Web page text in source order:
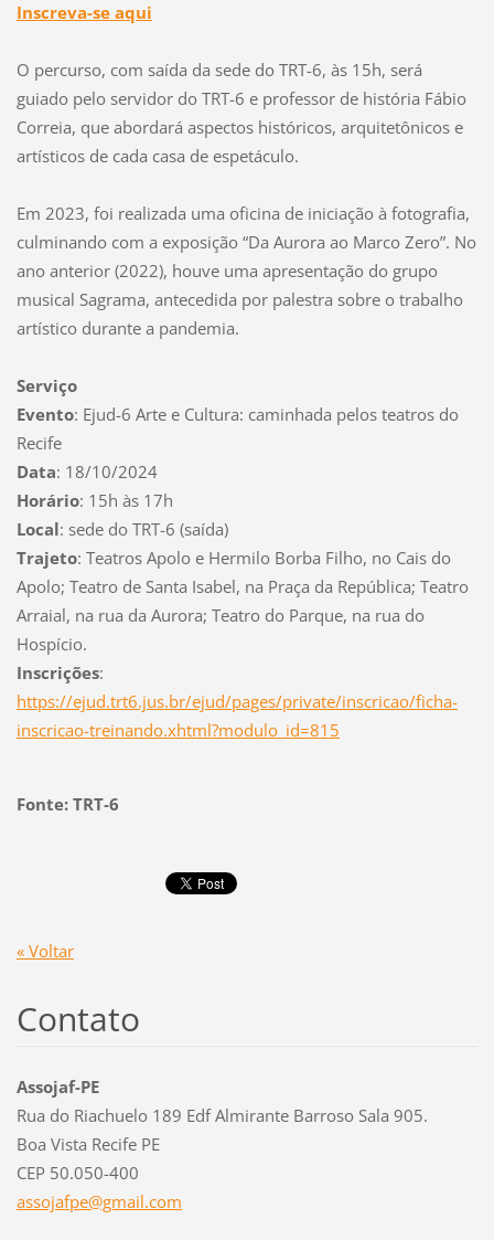
Inscreva-se aqui
O percurso, com saída da sede do TRT-6, às 15h, será
guiado pelo servidor do TRT-6 e professor de história Fábio
Correia, que abordará aspectos históricos, arquitetônicos e
artísticos de cada casa de espetáculo.
Em 2023, foi realizada uma oficina de iniciação à fotografia,
culminando com a exposição “Da Aurora ao Marco Zero”. No
ano anterior (2022), houve uma apresentação do grupo
musical Sagrama, antecedida por palestra sobre o trabalho
artístico durante a pandemia.
Serviço
Evento: Ejud-6 Arte e Cultura: caminhada pelos teatros do
Recife
Data: 18/10/2024
Horário: 15h às 17h
Local: sede do TRT-6 (saída)
Trajeto: Teatros Apolo e Hermilo Borba Filho, no Cais do
Apolo; Teatro de Santa Isabel, na Praça da República; Teatro
Arraial, na rua da Aurora; Teatro do Parque, na rua do
Hospício.
Inscrições:
https://ejud.trt6.jus.br/ejud/pages/private/inscricao/ficha-
inscricao-treinando.xhtml?modulo_id=815
Fonte: TRT-6
« Voltar
Contato
Assojaf-PE
Rua do Riachuelo 189 Edf Almirante Barroso Sala 905.
Boa Vista Recife PE
CEP 50.050-400
assojafpe@gmail.com